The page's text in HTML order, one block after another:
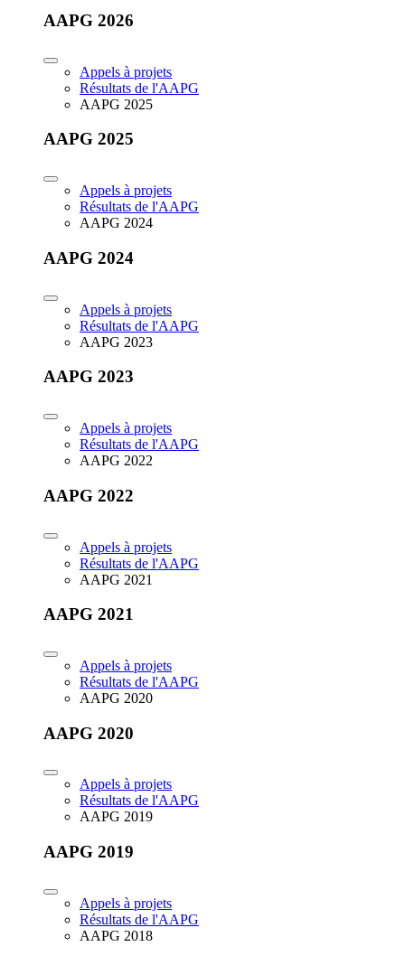
AAPG 2026
Appels à projets
Résultats de l'AAPG
AAPG 2025
AAPG 2025
Appels à projets
Résultats de l'AAPG
AAPG 2024
AAPG 2024
Appels à projets
Résultats de l'AAPG
AAPG 2023
AAPG 2023
Appels à projets
Résultats de l'AAPG
AAPG 2022
AAPG 2022
Appels à projets
Résultats de l'AAPG
AAPG 2021
AAPG 2021
Appels à projets
Résultats de l'AAPG
AAPG 2020
AAPG 2020
Appels à projets
Résultats de l'AAPG
AAPG 2019
AAPG 2019
Appels à projets
Résultats de l'AAPG
AAPG 2018